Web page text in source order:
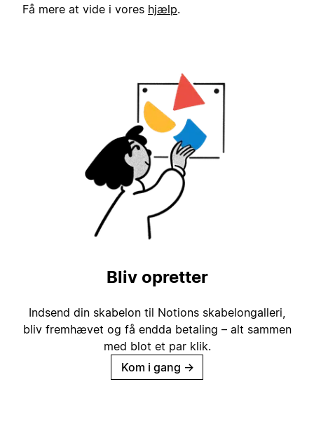
Få mere at vide i vores hjælp.
Bliv opretter
Indsend din skabelon til Notions skabelongalleri,
bliv fremhævet og få endda betaling – alt sammen
med blot et par klik.
Kom i gang →